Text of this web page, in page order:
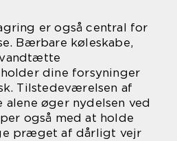
er også central for
Bærbare køleskabe,
dine forsyninger
Tilstedeværelsen af
øger nydelsen ved
også med at holde
præget af dårligt vejr